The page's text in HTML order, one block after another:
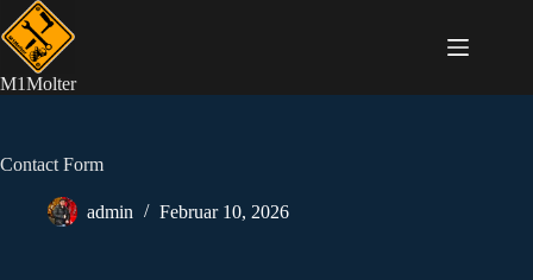
Zum
Inhalt
springen
M1Molter
Contact Form
admin Februar 10, 2026